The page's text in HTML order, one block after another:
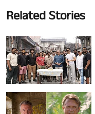
Related Stories